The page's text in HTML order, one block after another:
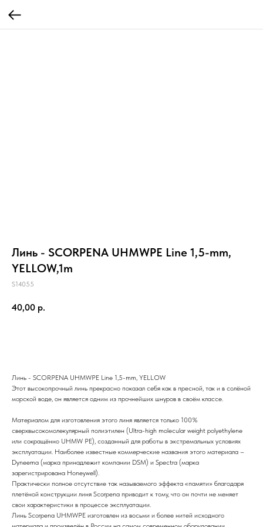
Линь - SCORPENA UHMWPE Line 1,5-mm,
YELLOW,1m
S14055
40,00 р.
Линь - SCORPENA UHMWPE Line 1,5-mm, YELLOW
Этот высокопрочный линь прекрасно показал себя как в пресной, так и в солёной
морской воде, он является одним из прочнейших шнуров в своём классе.
Материалом для изготовления этого линя является только 100%
сверхвысокомолекулярный полиэтилен (Ultra-high molecular weight polyethylene
или сокращённо UHMW PE), созданный для работы в экстремальных условиях
эксплуатации. Наиболее известные коммерческие названия этого материала –
Dyneema (марка принадлежит компании DSM) и Spectra (марка
зарегистрирована Honeywell).
Практически полное отсутствие так называемого эффекта «памяти» благодаря
плетёной конструкции линя Scorpena приводит к тому, что он почти не меняет
свои характеристики в процессе эксплуатации.
Линь Scorpena UHMWPE изготовлен из восьми и более нитей исходного